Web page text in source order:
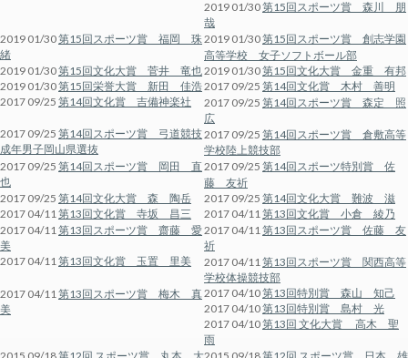
2019 01/30第15回スポーツ賞 森川 朋
哉
2019 01/30第15回スポーツ賞 福岡 珠
緒
2019 01/30第15回スポーツ賞 創志学園
高等学校 女子ソフトボール部
2019 01/30第15回文化大賞 菅井 竜也2019 01/30第15回文化大賞 金重 有邦
2019 01/30第15回栄誉大賞 新田 佳浩2017 09/25 第14回文化賞 木村 善明
2017 09/25 第14回文化賞 吉備神楽社 2017 09/25 第14回スポーツ賞 森定 照
広
2017 09/25 第14回スポーツ賞 弓道競技
成年男子岡山県選抜
2017 09/25 第14回スポーツ賞 倉敷高等
学校陸上競技部
2017 09/25 第14回スポーツ賞 岡田 直
也
2017 09/25 第14回スポーツ特別賞 佐
藤 友祈
2017 09/25 第14回文化大賞 森 陶岳 2017 09/25 第14回文化大賞 難波 滋
2017 04/11第13回文化賞 寺坂 昌三 2017 04/11第13回文化賞 小倉 綾乃
2017 04/11第13回スポーツ賞 齋藤 愛
美
2017 04/11第13回スポーツ賞 佐藤 友
祈
2017 04/11第13回文化賞 玉置 里美 2017 04/11第13回スポーツ賞 関西高等
学校体操競技部
2017 04/11第13回スポーツ賞 梅木 真
美
2017 04/10第13回特別賞 森山 知己
2017 04/10第13回特別賞 島村 光
2017 04/10第13回 文化大賞 高木 聖
雨